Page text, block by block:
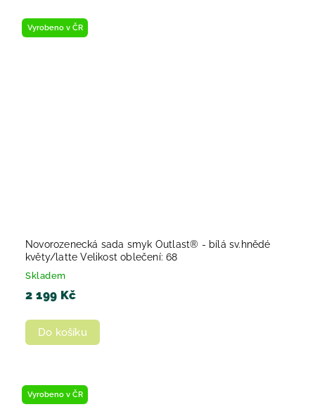
Vyrobeno v ČR
Novorozenecká sada smyk Outlast® - bílá sv.hnědé
květy/latte Velikost oblečení: 68
Skladem
2 199 Kč
Do košíku
Vyrobeno v ČR